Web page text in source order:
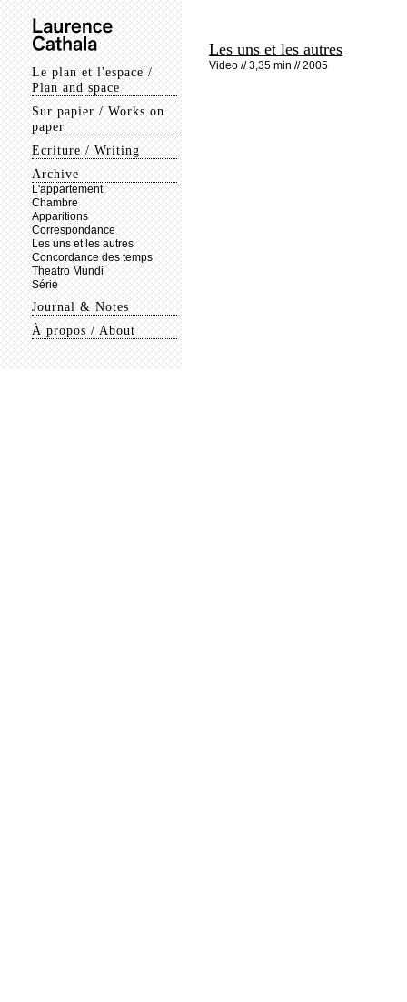
Le plan et l'espace /
Plan and space
Sur papier / Works on
paper
Ecriture / Writing
Archive
L'appartement
Chambre
Apparitions
Correspondance
Les uns et les autres
Concordance des temps
Theatro Mundi
Série
Journal & Notes
À propos / About
Les uns et les autres
Video // 3,35 min // 2005